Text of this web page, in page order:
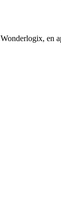
Wonderlogix, en